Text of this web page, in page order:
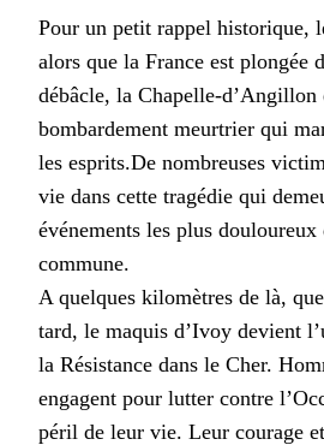
Pour un petit rappel historique,
alors que la France est plongée
débâcle, la Chapelle-d’Angillon
bombardement meurtrier qui
les esprits.De nombreuses
vie dans cette tragédie qui
événements les plus
commune.
A quelques kilomètres de là,
tard, le maquis d’Ivoy devient
la Résistance dans le Cher.
engagent pour lutter contre
péril de leur vie. Leur courage